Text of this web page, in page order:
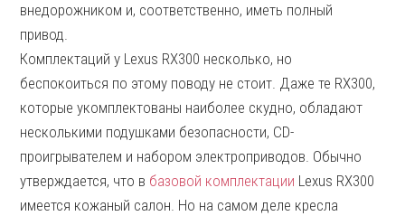
внедорожником и, соответственно, иметь полный
привод.
Комплектаций у Lexus RX300 несколько, но
беспокоиться по этому поводу не стоит. Даже те RX300,
которые укомплектованы наиболее скудно, обладают
несколькими подушками безопасности, CD-
проигрывателем и набором электроприводов. Обычно
утверждается, что в базовой комплектации Lexus RX300
имеется кожаный салон. Но на самом деле кресла